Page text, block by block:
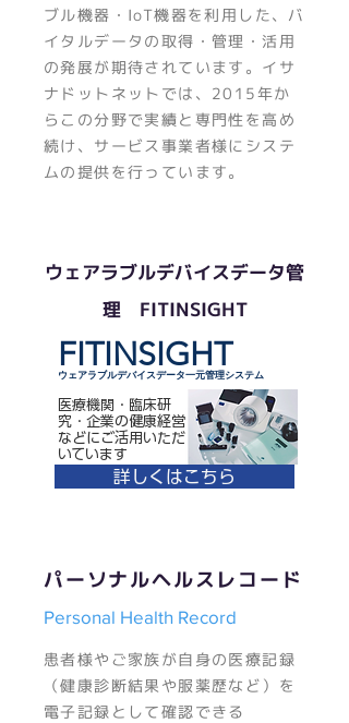
ブル機器・IoT機器を利用した、バ
イタルデータの取得・管理・活用
の発展が期待されています。イサ
ナドットネットでは、2015年か
らこの分野で実績と専門性を高め
続け、サービス事業者様にシステ
ムの提供を行っています。
ウェアラブルデバイスデータ管
理 FITINSIGHT
FITINSIGHT
ウェアラブルデバイスデータ一元管理システム
医療機関・臨床研
究・企業の健康経営
などにご活用いただ
いています
詳しくはこちら
​パーソナルヘルスレコード
Personal Health Record
患者様やご家族が自身の医療記録
（健康診断結果や服薬歴など）を
電子記録として確認できる